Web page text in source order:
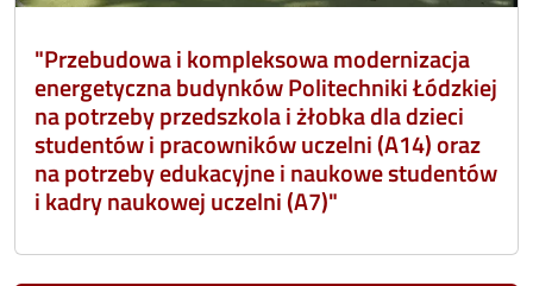
"Przebudowa i kompleksowa modernizacja
energetyczna budynków Politechniki Łódzkiej
na potrzeby przedszkola i żłobka dla dzieci
studentów i pracowników uczelni (A14) oraz
na potrzeby edukacyjne i naukowe studentów
i kadry naukowej uczelni (A7)"